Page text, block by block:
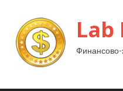
Lab
Финансово-